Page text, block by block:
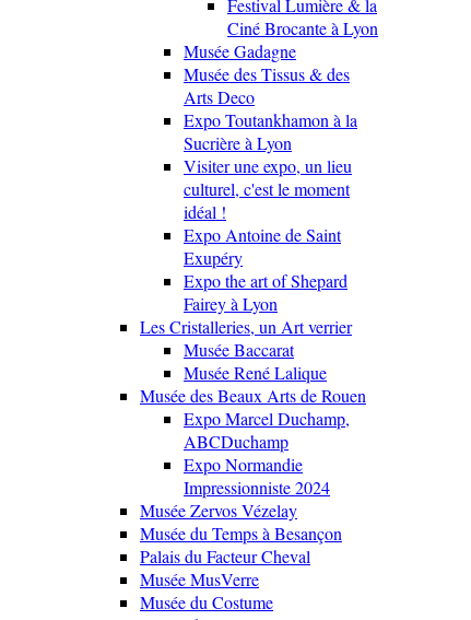
Festival Lumière & la
Ciné Brocante à Lyon
Musée Gadagne
Musée des Tissus & des
Arts Deco
Expo Toutankhamon à la
Sucrière à Lyon
Visiter une expo, un lieu
culturel, c'est le moment
idéal !
Expo Antoine de Saint
Exupéry
Expo the art of Shepard
Fairey à Lyon
Les Cristalleries, un Art verrier
Musée Baccarat
Musée René Lalique
Musée des Beaux Arts de Rouen
Expo Marcel Duchamp,
ABCDuchamp
Expo Normandie
Impressionniste 2024
Musée Zervos Vézelay
Musée du Temps à Besançon
Palais du Facteur Cheval
Musée MusVerre
Musée du Costume